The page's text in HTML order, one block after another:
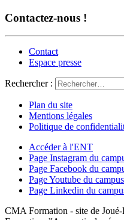
Contactez-nous !
Contact
Espace presse
Rechercher :
Plan du site
Mentions légales
Politique de
Accéder à l'ENT
Page Instagram du
Page Facebook du
Page Youtube du campus
Page Linkedin du
CMA Formation - site de